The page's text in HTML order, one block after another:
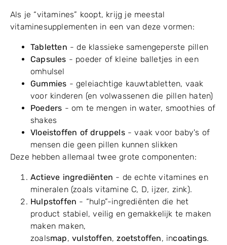
Als je “vitamines” koopt, krijg je meestal
vitaminesupplementen in een van deze vormen:
Tabletten - de klassieke samengeperste pillen
Capsules - poeder of kleine balletjes in een
omhulsel
Gummies - geleiachtige kauwtabletten, vaak
voor kinderen (en volwassenen die pillen haten)
Poeders - om te mengen in water, smoothies of
shakes
Vloeistoffen of druppels- vaak voor baby's of
mensen die geen pillen kunnen slikken
Deze hebben allemaal twee grote componenten:
Actieve ingrediënten - de echte vitamines en
mineralen (zoals vitamine C, D, ijzer, zink).
Hulpstoffen - “hulp”-ingrediënten die het
product stabiel, veilig en gemakkelijk te maken
maken maken,
zoalsmap,vulstoffen,zoetstoffen, incoatings.